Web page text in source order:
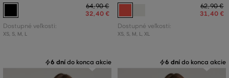
64,90 €
32,40 €
Dostupné veľkosti:
XS, S, M L
62,90 €
31,40 €
Dostupné veľkosti:
XS, S, M L XL
6 dní do konca akcie 6 dní do konca akcie